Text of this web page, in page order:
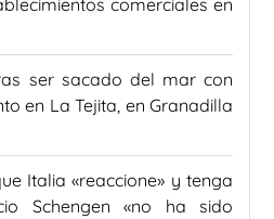
comerciales en
ser sacado del mar con
en La Tejita, en Granadilla
Italia «reaccione» y tenga
Schengen «no ha sido